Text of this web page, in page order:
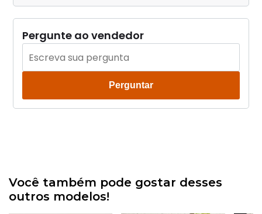
Pergunte ao vendedor
Perguntar
Você também pode gostar desses
outros modelos!